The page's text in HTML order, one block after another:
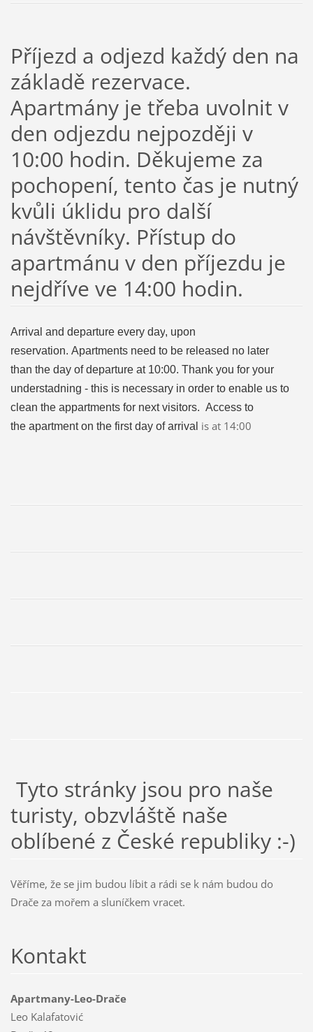
Příjezd a odjezd každý den na
základě rezervace.
Apartmány je třeba uvolnit v
den odjezdu nejpozději v
10:00 hodin. Děkujeme za
pochopení, tento čas je nutný
kvůli úklidu pro další
návštěvníky. Přístup do
apartmánu v den příjezdu je
nejdříve ve 14:00 hodin.
Arrival and departure every day, upon
reservation. Apartments need to be released no later
than the day of departure at 10:00. Thank you for your
understadning - this is necessary in order to enable us to
clean the appartments for next visitors. Access to
the apartment on the first day of arrival is at 14:00
Tyto stránky jsou pro naše
turisty, obzvláště naše
oblíbené z České republiky :-)
Věříme, že se jim budou líbit a rádi se k nám budou do
Drače za mořem a sluníčkem vracet.
Kontakt
Apartmany-Leo-Drače
Leo Kalafatović